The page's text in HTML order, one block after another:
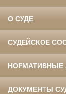
О СУДЕ
СУДЕЙСКОЕ
НОРМАТИВНЫЕ
ДОКУМЕНТЫ